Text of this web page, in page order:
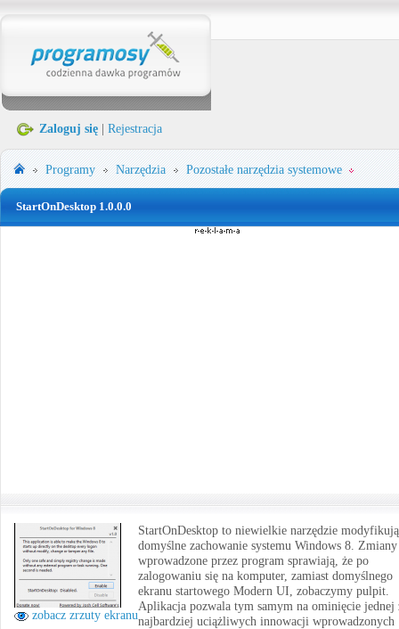
Zaloguj się Rejestracja
Programy Narzędzia Pozostałe narzędzia systemowe
StartOnDesktop 1.0.0.0
zobacz zrzuty ekranu
StartOnDesktop to niewielkie narzędzie
domyślne zachowanie systemu Windows 8. Zmiany
wprowadzone przez program sprawiają, że po
zalogowaniu się na komputer, zamiast domyślnego
ekranu startowego Modern UI, zobaczymy pulpit.
Aplikacja pozwala tym samym na ominięcie jednej
najbardziej uciążliwych innowacji wprowadzonych